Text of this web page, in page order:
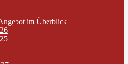
im Überblick